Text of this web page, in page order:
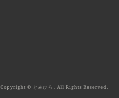
Copyright © とみひろ . All Rights Reserved.